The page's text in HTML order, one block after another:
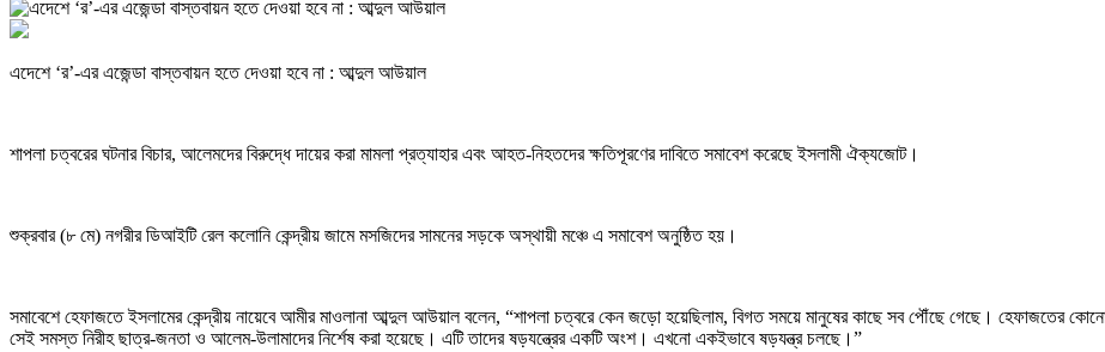
এদেশে ‘র’-এর এজেন্ডা বাস্তবায়ন হতে দেওয়া হবে না : আব্দুল আউয়াল
শাপলা চত্বরের ঘটনার বিচার, আলেমদের বিরুদ্ধে দায়ের করা মামলা প্রত্যাহার এবং আহত-নিহতদের ক্ষতিপূরণের দাবিতে সমাবেশ করেছে ইসলামী ঐক্যজোট।
শুক্রবার (৮ মে) নগরীর ডিআইটি রেল কলোনি কেন্দ্রীয় জামে মসজিদের সামনের সড়কে অস্থায়ী মঞ্চে এ সমাবেশ অনুষ্ঠিত হয়।
সমাবেশে হেফাজতে ইসলামের কেন্দ্রীয় নায়েবে আমীর মাওলানা আব্দুল আউয়াল বলেন, “শাপলা চত্বরে কেন জড়ো হয়েছিলাম, বিগত সময়ে মানুষের কাছে সব পৌঁছে গেছে। হেফাজতের
সেই সমস্ত নিরীহ ছাত্র-জনতা ও আলেম-উলামাদের নির্শেষ করা হয়েছে। এটি তাদের ষড়যন্ত্রের একটি অংশ। এখনো একইভাবে ষড়যন্ত্র চলছে।”